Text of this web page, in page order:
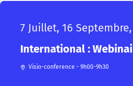
7 Juillet, 16
International :
Visio-conference - 9h00-9h30